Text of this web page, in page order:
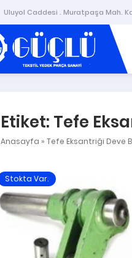
Uluyol Caddesi . Muratpaşa Mah.
Etiket: Tefe
Anasayfa » Tefe Eksantriği Deve
Stokta Var.